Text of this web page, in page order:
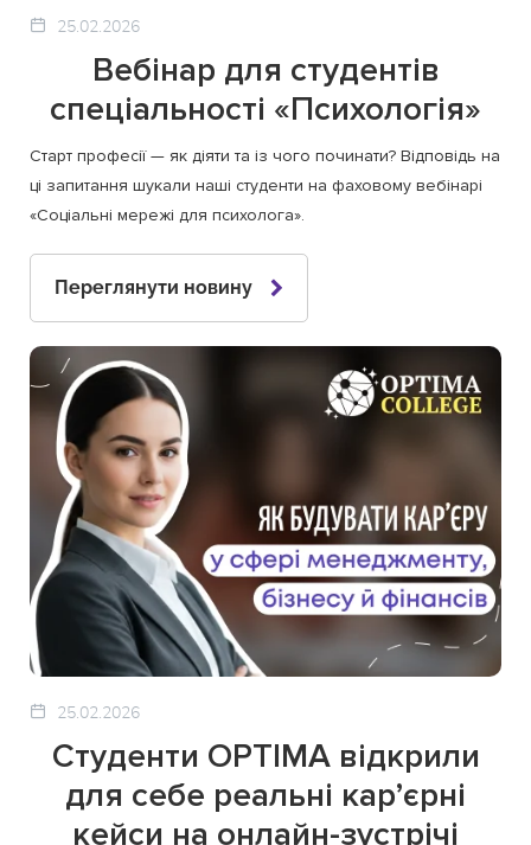
25.02.2026
Вебінар для студентів
спеціальності «Психологія»
Старт професії — як діяти та із чого починати? Відповідь на
ці запитання шукали наші студенти на фаховому вебінарі
«Соціальні мережі для психолога».
Переглянути новину
25.02.2026
Студенти OPTIMA відкрили
для себе реальні кар’єрні
кейси на онлайн-зустрічі